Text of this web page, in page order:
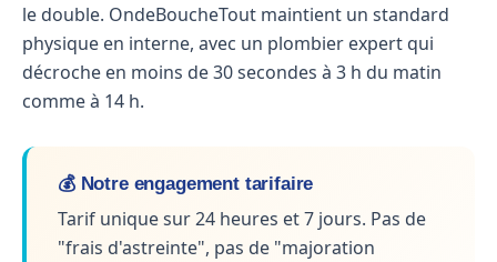
le double. OndeBoucheTout maintient un standard
physique en interne, avec un plombier expert qui
décroche en moins de 30 secondes à 3 h du matin
comme à 14 h.
💰 Notre engagement tarifaire
Tarif unique sur 24 heures et 7 jours. Pas de
"frais d'astreinte", pas de "majoration